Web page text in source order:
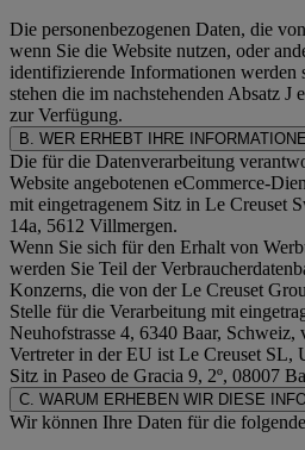
Die personenbezogenen Daten, die
wenn Sie die Website nutzen, oder
identifizierende Informationen werden
stehen die im nachstehenden Absatz J
zur Verfügung.
B. WER ERHEBT IHRE
Die für die Datenverarbeitung
Website angebotenen eCommerce-
mit eingetragenem Sitz in Le Creuset
14a, 5612 Villmergen.
Wenn Sie sich für den Erhalt von
werden Sie Teil der
Konzerns, die von der Le Creuset
Stelle für die Verarbeitung mit
Neuhofstrasse 4, 6340 Baar,
Vertreter in der EU ist Le Creuset SL,
Sitz in Paseo de Gracia 9, 2º, 08007
C. WARUM ERHEBEN WIR DIESE
Wir können Ihre Daten für die